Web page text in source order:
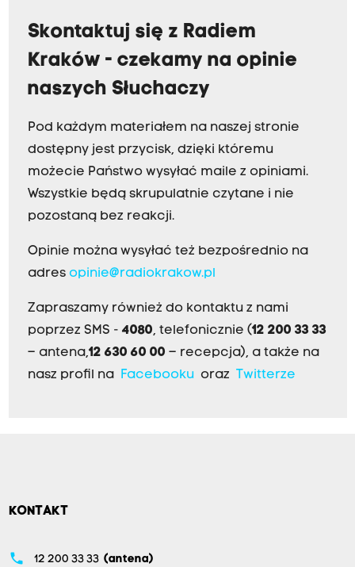
Skontaktuj się z Radiem
Kraków - czekamy na opinie
naszych Słuchaczy
Pod każdym materiałem na naszej stronie
dostępny jest przycisk, dzięki któremu
możecie Państwo wysyłać maile z opiniami.
Wszystkie będą skrupulatnie czytane i nie
pozostaną bez reakcji.
Opinie można wysyłać też bezpośrednio na
adres opinie@radiokrakow.pl
Zapraszamy również do kontaktu z nami
poprzez SMS - 4080, telefonicznie (12 200 33 33
– antena,12 630 60 00 – recepcja), a także na
nasz profil na Facebookuoraz Twitterze
KONTAKT
phone 12 200 33 33 (antena)